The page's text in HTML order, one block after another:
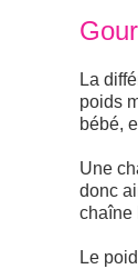
La
poids
bébé,
Une
donc
chaîne
Le